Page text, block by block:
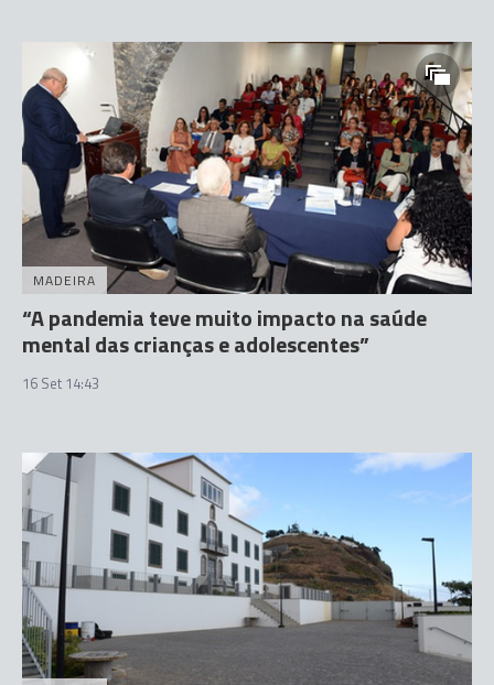
MADEIRA
“A pandemia teve muito impacto na saúde
mental das crianças e adolescentes”
16 Set 14:43